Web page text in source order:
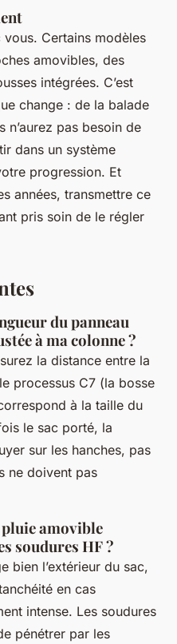
Certains modèles
amovibles, des
intégrées. C’est
change : de la balade
n’aurez pas besoin de
dans un système
progression. Et
années, transmettre ce
pris soin de le régler
du panneau
à ma colonne ?
la distance entre la
processus C7 (la bosse
à la taille du
le sac porté, la
sur les hanches, pas
ne doivent pas
pluie amovible
soudures HF ?
bien l’extérieur du sac,
en cas
intense. Les soudures
pénétrer par les